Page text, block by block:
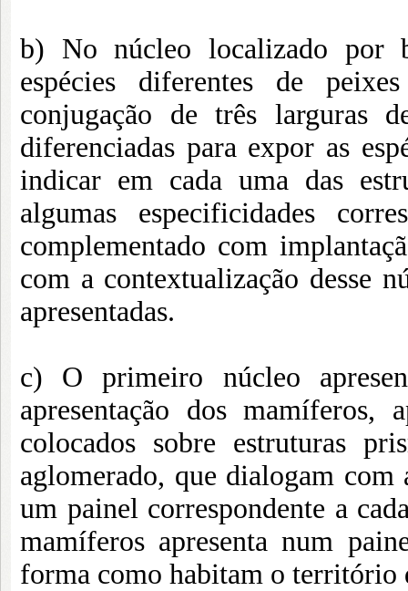
b) No núcleo localizado por
espécies diferentes de
conjugação de três larguras
diferenciadas para expor as
indicar em cada uma das
algumas especificidades
complementado com
com a contextualização desse
apresentadas.
c) O primeiro núcleo
apresentação dos mamíferos,
colocados sobre estruturas
aglomerado, que dialogam com
um painel correspondente a
mamíferos apresenta num
forma como habitam o